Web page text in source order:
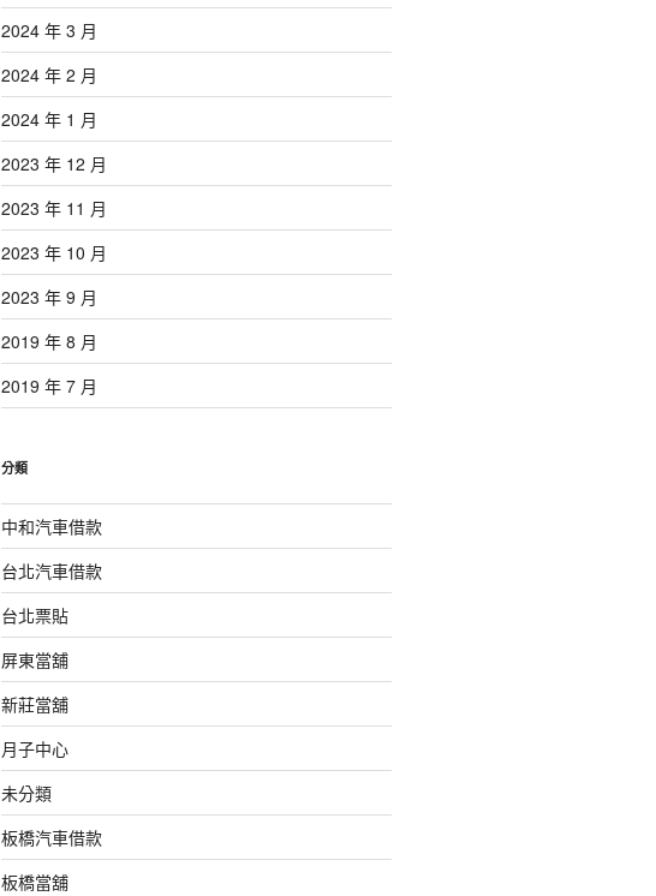
2024 年 3 月
2024 年 2 月
2024 年 1 月
2023 年 12 月
2023 年 11 月
2023 年 10 月
2023 年 9 月
2019 年 8 月
2019 年 7 月
分類
中和汽車借款
台北汽車借款
台北票貼
屏東當舖
新莊當舖
月子中心
未分類
板橋汽車借款
板橋當舖